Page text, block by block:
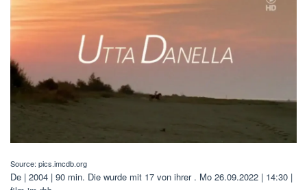
Source: pics.imcdb.org
De | 2004 | 90 min. Die wurde mit 17 von ihrer . Mo 26.09.2022 | 14:30 |